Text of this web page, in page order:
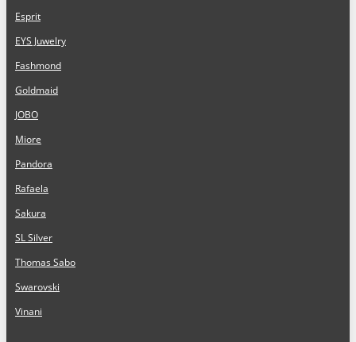
Esprit
EYS Juwelry
Fashmond
Goldmaid
JOBO
Miore
Pandora
Rafaela
Sakura
SL Silver
Thomas Sabo
Swarovski
Vinani